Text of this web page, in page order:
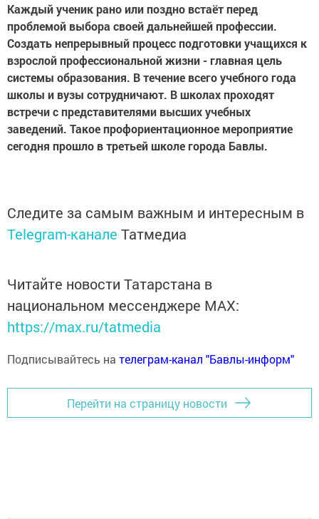
Каждый ученик рано или поздно встаёт перед
проблемой выбора своей дальнейшей профессии.
Создать непрерывный процесс подготовки учащихся к
взрослой профессиональной жизни - главная цель
системы образования. В течение всего учебного года
школы и вузы сотрудничают. В школах проходят
встречи с представителями высших учебных
заведений. Такое профориентационное мероприятие
сегодня прошло в третьей школе города Бавлы.
Следите за самым важным и интересным в
Telegram-канале Татмедиа
Читайте новости Татарстана в
национальном мессенджере MАХ:
https://max.ru/tatmedia
Подписывайтесь на телеграм-канал "Бавлы-информ"
Перейти на страницу новости